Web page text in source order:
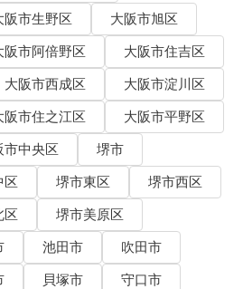
阪市生野区
大阪市旭区
阪市阿倍野区
大阪市住吉区
大阪市西成区
大阪市淀川区
阪市住之江区
大阪市平野区
市中央区
堺市
区 堺市東区
堺市西区
区
堺市美原区
池田市
吹田市
貝塚市
守口市